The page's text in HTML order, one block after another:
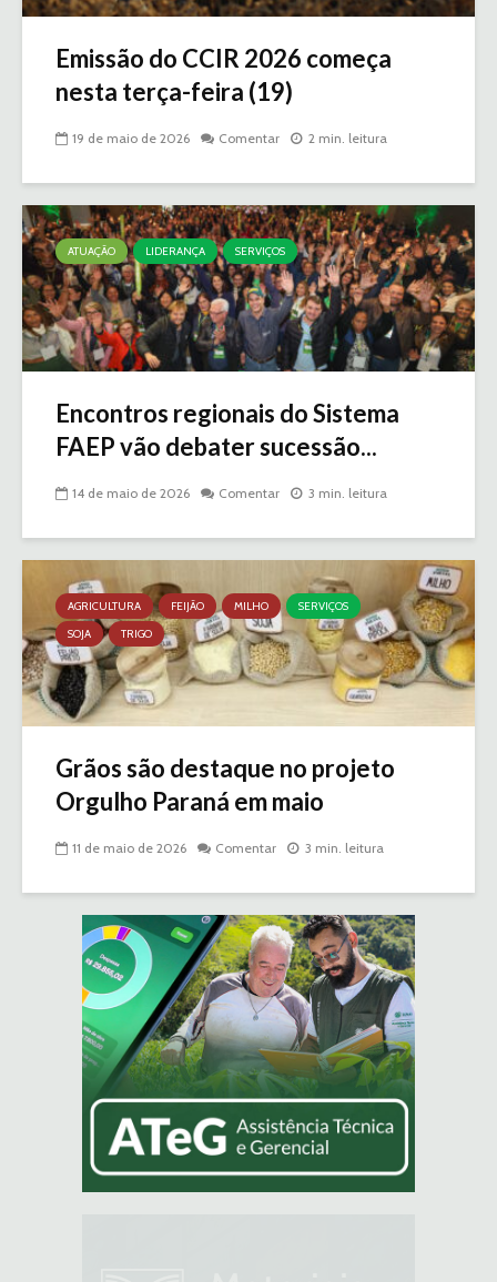
Emissão do CCIR 2026 começa
nesta terça-feira (19)
19 de maio de 2026 Comentar 2 min. leitura
ATUAÇÃO LIDERANÇA SERVIÇOS
Encontros regionais do Sistema
FAEP vão debater sucessão...
14 de maio de 2026 Comentar 3 min. leitura
AGRICULTURA FEIJÃO MILHO
SERVIÇOS
SOJA
TRIGO
Grãos são destaque no projeto
Orgulho Paraná em maio
11 de maio de 2026 Comentar 3 min. leitura